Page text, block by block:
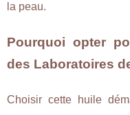
la peau.
Pourquoi opter
des Laboratoires
Choisir cette huile